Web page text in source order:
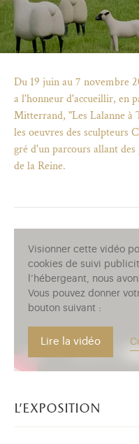
onglet)
nouvel onglet)
fenêtre modale)
de l'application
Du 19 juin au 7 novembre
a l'honneur d'accueillir, en
Mitterrand, "Les Lalanne à
les oeuvres des sculpteurs
gré d'un parcours allant
de la Reine.
Visionner cette vidéo
cookies de suivi
l’hébergeant, nous
Vous pouvez donner
bouton suivant :
Lire la vidéo
l'exposition